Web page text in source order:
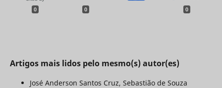
0 0 0
Artigos mais lidos pelo mesmo(s) autor(es)
José Anderson Santos Cruz, Sebastião de Souza